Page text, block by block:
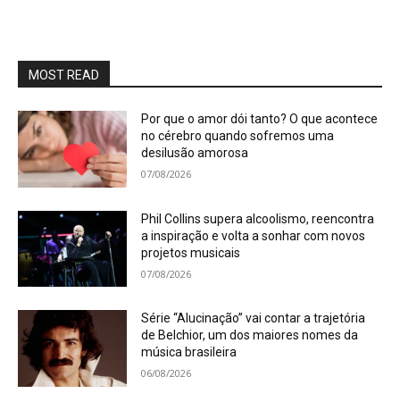
MOST READ
Por que o amor dói tanto? O que acontece
no cérebro quando sofremos uma
desilusão amorosa
07/08/2026
Phil Collins supera alcoolismo, reencontra
a inspiração e volta a sonhar com novos
projetos musicais
07/08/2026
Série “Alucinação” vai contar a trajetória
de Belchior, um dos maiores nomes da
música brasileira
06/08/2026